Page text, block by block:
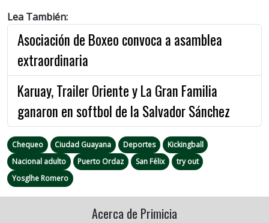
Lea También:
Asociación de Boxeo convoca a asamblea
extraordinaria
Karuay, Trailer Oriente y La Gran Familia
ganaron en softbol de la Salvador Sánchez
Chequeo Ciudad Guayana Deportes
Kickingball
Nacional adulto
Puerto Ordaz San Félix
try out
Yosglhe Romero
Acerca de Primicia